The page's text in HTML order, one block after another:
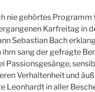
nie gehörtes Programm
Karfreitag in
Sebastian Bach
sang der gefragte
Passionsgesänge,
Verhaltenheit und
Leonhardt in aller